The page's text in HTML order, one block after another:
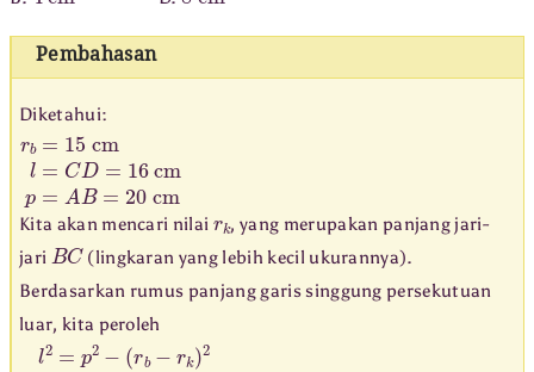
Pembahasan
Diketahui:
rb =15cml=CD
Kita akan mencari nilai
, yang merupakan panjang jari-
jari BC(lingkaran yang lebih kecil ukurannya).
Berdasarkan rumus panjang garis singgung persekutuan
luar, kita peroleh